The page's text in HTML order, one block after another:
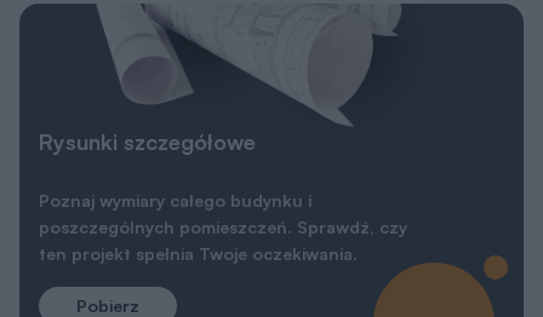
Rysunki szczegółowe
Poznaj wymiary całego budynku i
poszczególnych pomieszczeń. Sprawdź, czy
ten projekt spełnia Twoje oczekiwania.
Pobierz